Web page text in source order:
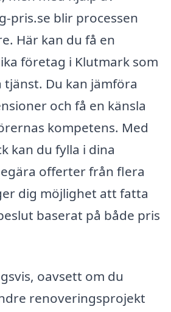
pris.se blir processen
Här kan du få en
företag i Klutmark som
Du kan jämföra
och få en känsla
kompetens. Med
kan du fylla i dina
offerter från flera
dig möjlighet att fatta
baserat på både pris
oavsett om du
renoveringsprojekt